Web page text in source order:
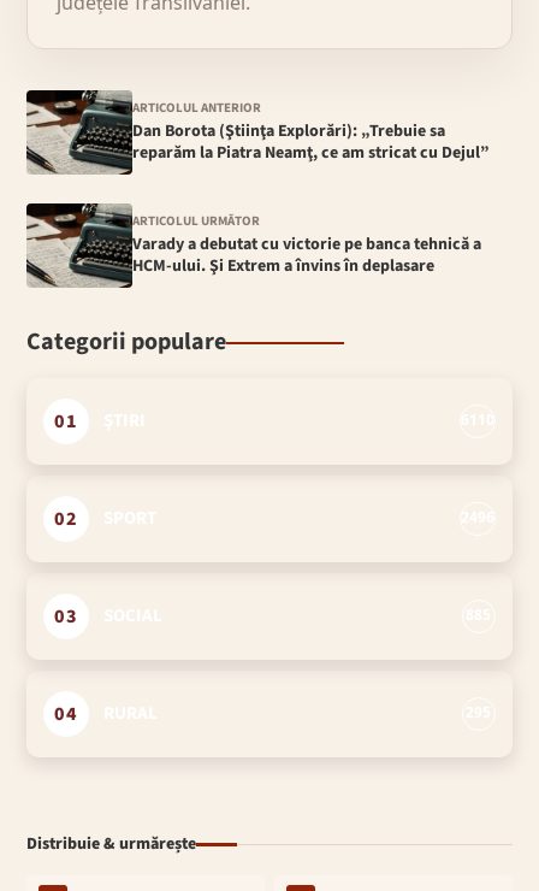
ARTICOLUL ANTERIOR
Dan Borota (Ştiinţa Explorări): „Trebuie sa
reparăm la Piatra Neamţ, ce am stricat cu Dejul”
ARTICOLUL URMĂTOR
Varady a debutat cu victorie pe banca tehnică a
HCM-ului. Şi Extrem a învins în deplasare
Categorii populare
01
02
03
04
Distribuie & urmărește